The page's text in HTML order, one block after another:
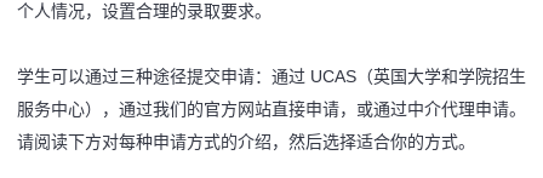
个人情况，设置合理的录取要求。
学生可以通过三种途径提交申请：通过 UCAS（英国大学和学院招生
服务中心），通过我们的官方网站直接申请，或通过中介代理申请。
请阅读下方对每种申请方式的介绍，然后选择适合你的方式。